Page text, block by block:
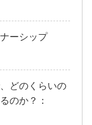
ーシップ
どのくらいの
のか？：